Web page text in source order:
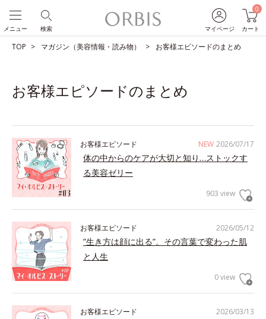
マイページ
0
カート
検索
メニュー
TOP マガジン（美容情報・読み物） お客様エピソードのまとめ
お客様エピソードのまとめ
NEW 2026/07/17
お客様エピソード
体の中からのケアが大切と知り…ストックす
る美容ゼリー
903 view
2026/05/12
お客様エピソード
”生き方は顔に出る”。その言葉で変わった肌
と人生
0 view
2026/03/13
お客様エピソード